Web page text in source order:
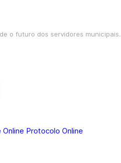
o futuro dos servidores municipais.
Online Protocolo Online